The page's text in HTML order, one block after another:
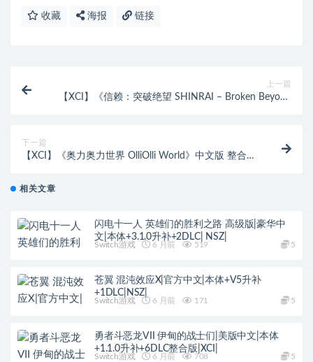
收藏 海报 链接
上一篇
【XCI】《信赖：突破绝望 SHINRAI – Broken Beyond
下一篇
【XCI】《奥力奥力世界 OlliOlli World》中文版 整合版
相关文章
闪电十一人 英雄们的胜利之路 高级版|豪华中
文|本体+3.1.0升补+2DLC| NSZ|
Switch游戏 6 月前 519 5
苍翼 混沌效应X|官方中文|本体+V5升补
+1DLC|NSZ|
Switch游戏 6 月前 171 5
勇者斗恶龙VII 伊甸的战士们|美版中文|本体
+1.1.0升补+6DLC整合版|XCI|
Switch游戏 6 月前 708 5